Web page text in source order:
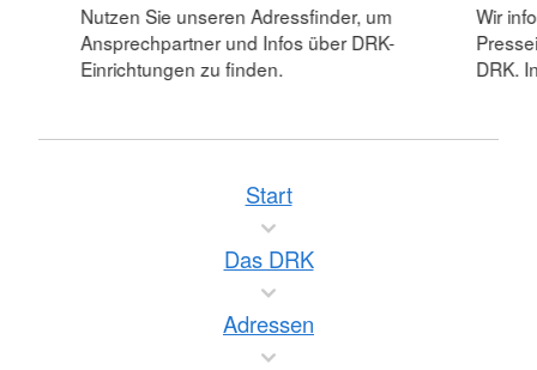
Nutzen Sie unseren Adressfinder, um
Ansprechpartner und Infos über DRK-
Einrichtungen zu finden.
Wir
DRK.
Start
Das DRK
Adressen